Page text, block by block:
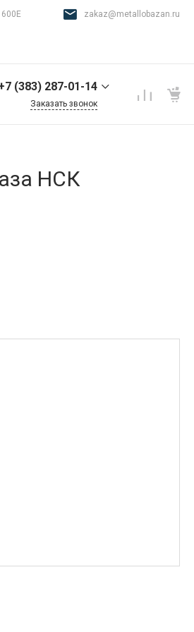
zakaz@metallobazan.ru
(383) 287-01-14
9:00-18:00 пн-пт
Заказать звонок
НСК